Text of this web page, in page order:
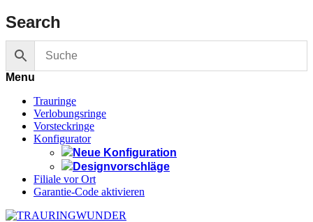
Search
Menu
Trauringe
Verlobungsringe
Vorsteckringe
Konfigurator
Neue Konfiguration
Designvorschläge
Filiale vor Ort
Garantie-Code aktivieren